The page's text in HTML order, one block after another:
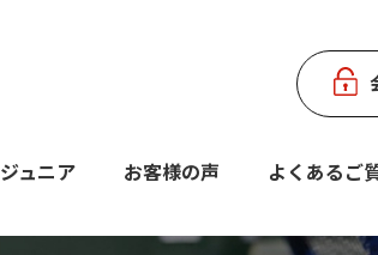
ジュニア お客様の声 よくあるご